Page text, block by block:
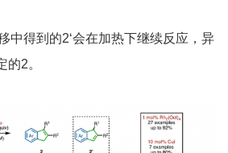
中得到的2‘会在加热下继续反应，异
2。